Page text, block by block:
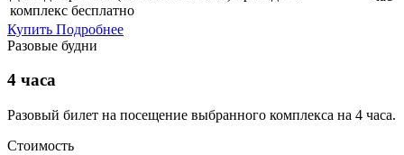
комплекс бесплатно
Купить Подробнее
Разовые будни
4 часа
Разовый билет на посещение выбранного комплекса на 4 часа.
Стоимость